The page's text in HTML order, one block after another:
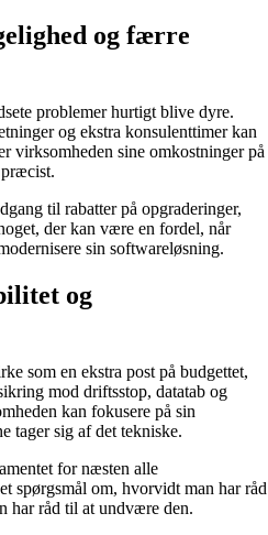
og færre
problemer hurtigt blive dyre.
og ekstra konsulenttimer kan
virksomheden sine omkostninger på
til rabatter på opgraderinger,
der kan være en fordel, når
sin softwareløsning.
og
som en ekstra post på budgettet,
mod driftsstop, datatab og
kan fokusere på sin
tager sig af det tekniske.
for næsten alle
spørgsmål om, hvorvidt man har råd
har råd til at undvære den.